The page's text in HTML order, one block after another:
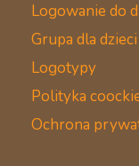
Logowanie do
Grupa dla
Logotypy
Polityka
Ochrona